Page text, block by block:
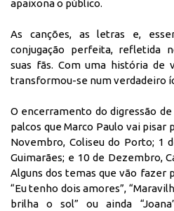
apaixona o público.
As canções, as letras e,
conjugação perfeita, refletida
suas fãs. Com uma história de
transformou-se num verdadeiro
O encerramento do digressão
palcos que Marco Paulo vai pisar
Novembro, Coliseu do Porto; 1
Guimarães; e 10 de Dezembro,
Alguns dos temas que vão fazer
“Eu tenho dois amores”,
brilha o sol” ou ainda